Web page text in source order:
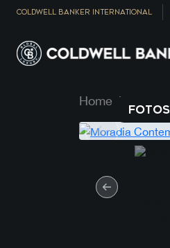
COLDWELL BANKER INTERNATIONAL
Home
FOTOS